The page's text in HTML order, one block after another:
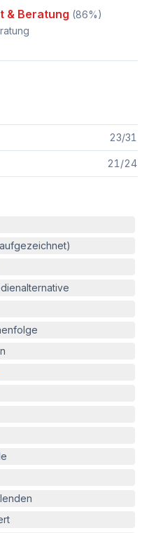
& Beratung (86%)
23/31
21 /24